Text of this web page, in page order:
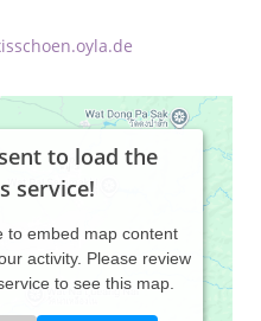
to load the
service!
to embed map content
activity. Please review
to see this map.